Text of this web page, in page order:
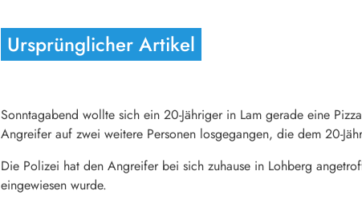
Ursprünglicher Artikel
Sonntagabend wollte sich ein 20-Jähriger in Lam gerade eine
Angreifer auf zwei weitere Personen losgegangen, die dem 20-
Die Polizei hat den Angreifer bei sich zuhause in Lohberg
eingewiesen wurde.